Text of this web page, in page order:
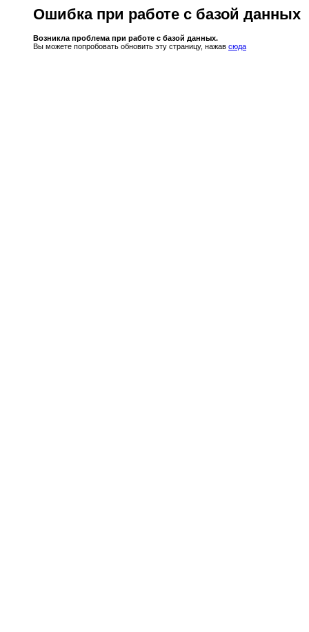
Ошибка при работе с базой данных
Возникла проблема при работе с базой данных.
Вы можете попробовать обновить эту страницу, нажав сюда